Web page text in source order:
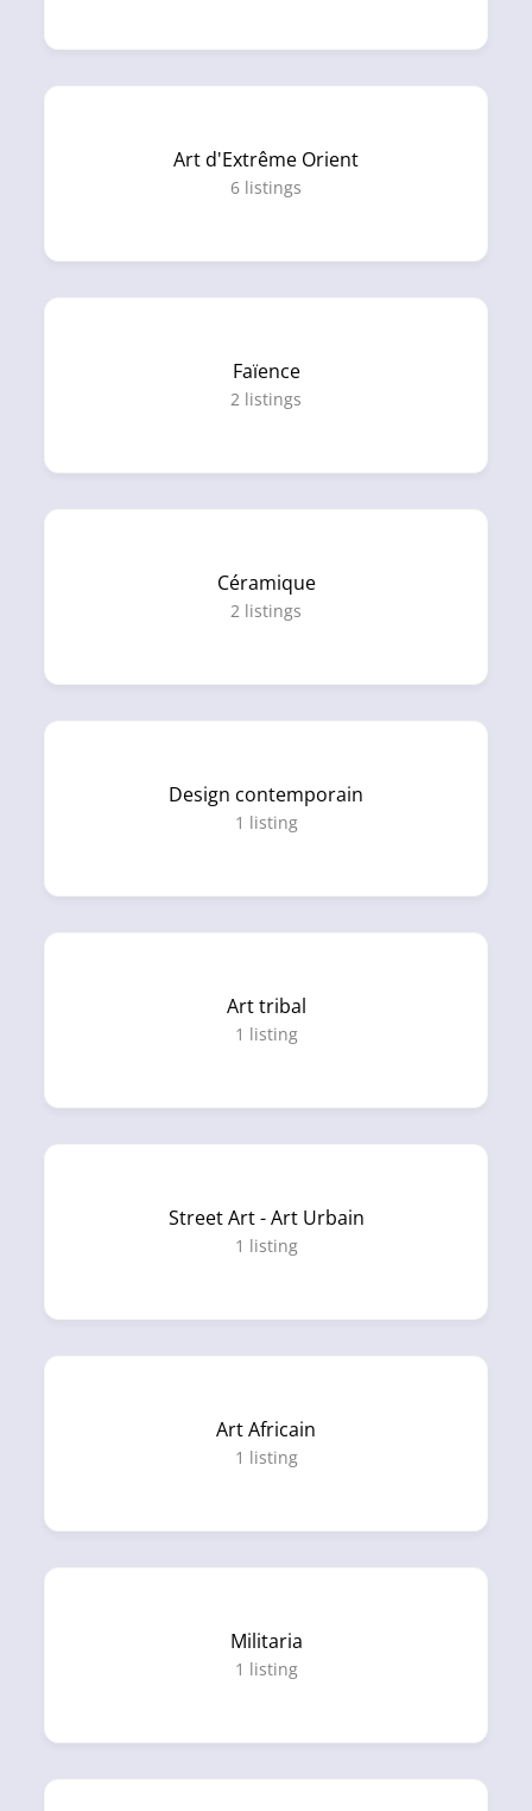
Art d'Extrême Orient
6 listings
Faïence
2 listings
Céramique
2 listings
Design contemporain
1 listing
Art tribal
1 listing
Street Art - Art Urbain
1 listing
Art Africain
1 listing
Militaria
1 listing